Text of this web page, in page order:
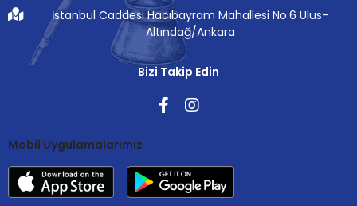
İstanbul Caddesi Hacıbayram Mahallesi No:6 Ulus-
Altındağ/Ankara
Bizi Takip Edin
Mobil Uygulamalarımız